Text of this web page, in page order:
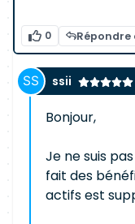
0 Répondre
ssii
Bonjour,
Je ne suis
fait des
actifs est